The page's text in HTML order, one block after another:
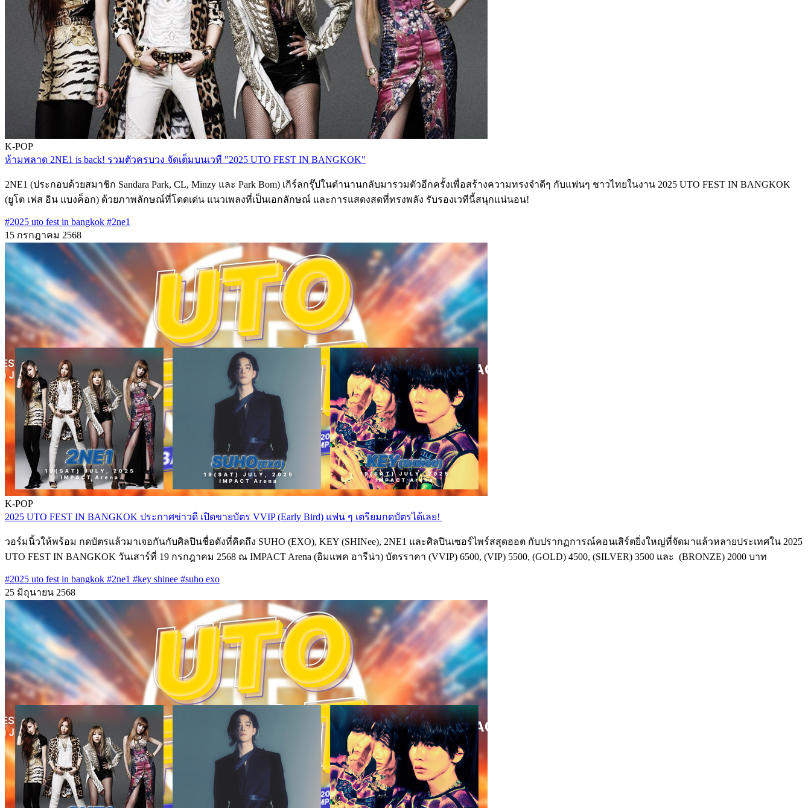
K-POP
ห้ามพลาด 2NE1 is back! รวมตัวครบวง จัดเต็มบนเวที "2025 UTO FEST IN BANGKOK"
2NE1 (ประกอบด้วยสมาชิก Sandara Park, CL, Minzy และ Park Bom) เกิร์ลกรุ๊ปในตำนานกลับมารวมตัวอีกครั้งเพื่อสร้างความทรงจำดีๆ กับแฟนๆ ชาวไทยในงาน 2025 UTO FEST IN BANGKOK
(ยูโต เฟส อิน แบงค็อก)​ ​ด้วยภาพลักษณ์ที่โดดเด่น แนวเพลงที่เป็นเอกลักษณ์ และการแสดงสดที่ทรงพลัง รับรองเวทีนี้สนุกแน่นอน!
#2025 uto fest in bangkok #2ne1
15 กรกฎาคม 2568
K-POP
2025 UTO FEST IN BANGKOK ประกาศข่าวดี เปิดขายบัตร VVIP (Early Bird) แฟน ๆ เตรียมกดบัตรได้เลย!
วอร์ม​นิ้วให้พร้อม กดบัตรแล้วมาเจอกันกับศิลปินชื่อดังที่คิดถึง SUHO (EXO), KEY (SHINee), 2NE1 และศิลปินเซอร์ไพร์สสุดฮอต กับปรากฏการณ์​คอนเสิร์ต​ยิ่งใหญ่ที่จัดมาแล้วหลายประเทศใน 2025
UTO FEST IN BANGKOK วันเสาร์ที่ 19 กรกฎาคม 2568 ณ IMPACT Arena (อิมแพค อารีน่า)​ บัตรราคา (VVIP)​ 6500, (VIP) 5500, (GOLD) 4500, (SILVER) 3500 และ (BRONZE)​ 2000 บาท
#2025 uto fest in bangkok #2ne1 #key shinee #suho exo
25 มิถุนายน 2568